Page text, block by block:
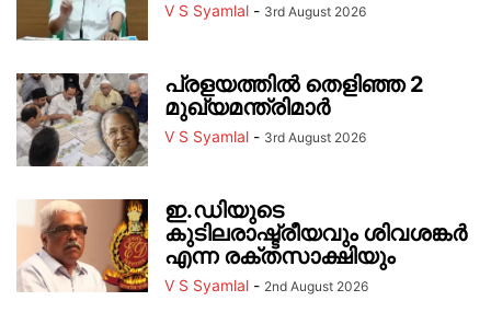
V S Syamlal - 3rd August 2026
പ്രളയത്തിൽ തെളിഞ്ഞ 2
മുഖ്യമന്ത്രിമാർ
V S Syamlal - 3rd August 2026
ഇ.ഡിയുടെ
കുടിലരാഷ്ട്രീയവും ശിവശങ്കർ
എന്ന രക്തസാക്ഷിയും
V S Syamlal - 2nd August 2026